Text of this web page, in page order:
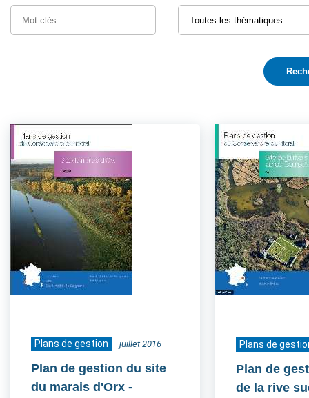
Plans de gestion juillet 2016
Plan de gestion du site
du marais d'Orx -
Plans de
Plan de
de la rive